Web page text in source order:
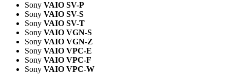
Sony VAIO SV-P
Sony VAIO SV-S
Sony VAIO SV-T
Sony VAIO VGN-S
Sony VAIO VGN-Z
Sony VAIO VPC-E
Sony VAIO VPC-F
Sony VAIO VPC-W